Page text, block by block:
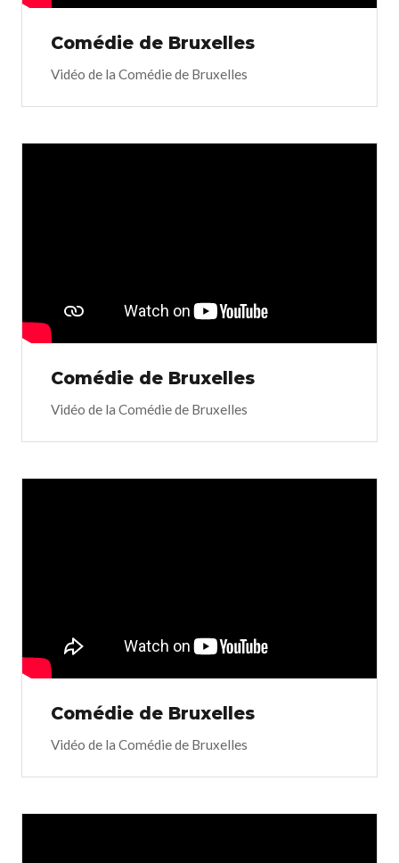
Comédie de Bruxelles
Vidéo de la Comédie de Bruxelles
Comédie de Bruxelles
Vidéo de la Comédie de Bruxelles
Comédie de Bruxelles
Vidéo de la Comédie de Bruxelles